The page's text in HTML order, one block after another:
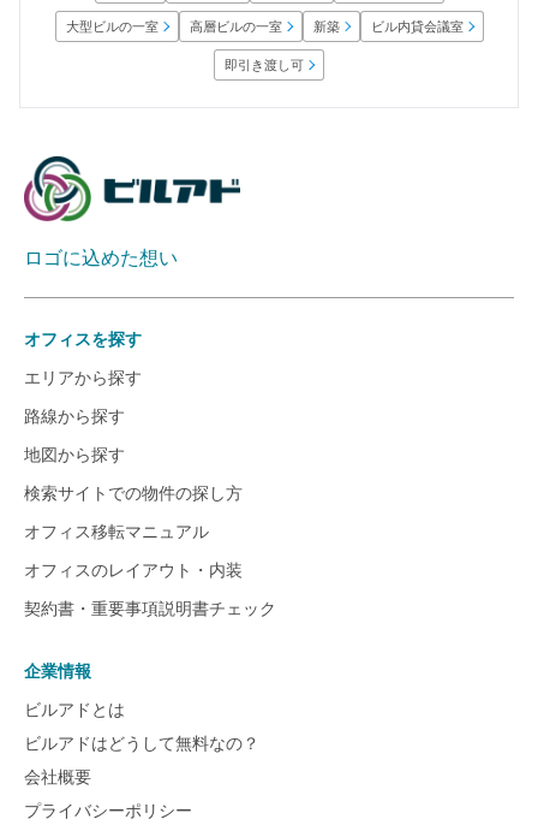
大型ビルの一室 高層ビルの一室 新築 ビル内貸会議室
即引き渡し可
ロゴに込めた想い
オフィスを探す
エリアから探す
路線から探す
地図から探す
検索サイトでの物件の探し方
オフィス移転マニュアル
オフィスのレイアウト・内装
契約書・重要事項説明書チェック
企業情報
ビルアドとは
ビルアドはどうして無料なの？
会社概要
プライバシーポリシー